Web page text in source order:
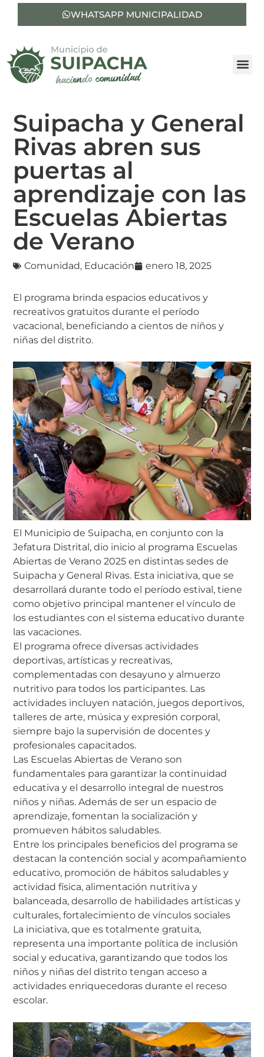
WHATSAPP MUNICIPALIDAD
Suipacha y General
Rivas abren sus
puertas al
aprendizaje con las
Escuelas Abiertas
de Verano
Comunidad, Educación enero 18, 2025
El programa brinda espacios educativos y
recreativos gratuitos durante el período
vacacional, beneficiando a cientos de niños y
niñas del distrito.
El Municipio de Suipacha, en conjunto con la
Jefatura Distrital, dio inicio al programa Escuelas
Abiertas de Verano 2025 en distintas sedes de
Suipacha y General Rivas. Esta iniciativa, que se
desarrollará durante todo el período estival, tiene
como objetivo principal mantener el vínculo de
los estudiantes con el sistema educativo durante
las vacaciones.
El programa ofrece diversas actividades
deportivas, artísticas y recreativas,
complementadas con desayuno y almuerzo
nutritivo para todos los participantes. Las
actividades incluyen natación, juegos deportivos,
talleres de arte, música y expresión corporal,
siempre bajo la supervisión de docentes y
profesionales capacitados.
Las Escuelas Abiertas de Verano son
fundamentales para garantizar la continuidad
educativa y el desarrollo integral de nuestros
niños y niñas. Además de ser un espacio de
aprendizaje, fomentan la socialización y
promueven hábitos saludables.
Entre los principales beneficios del programa se
destacan la contención social y acompañamiento
educativo, promoción de hábitos saludables y
actividad física, alimentación nutritiva y
balanceada, desarrollo de habilidades artísticas y
culturales, fortalecimiento de vínculos sociales
La iniciativa, que es totalmente gratuita,
representa una importante política de inclusión
social y educativa, garantizando que todos los
niños y niñas del distrito tengan acceso a
actividades enriquecedoras durante el receso
escolar.